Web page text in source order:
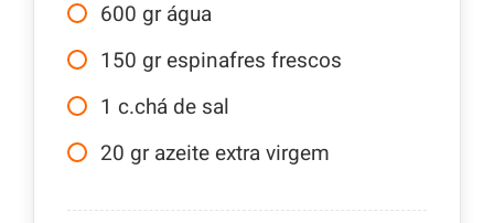
600 gr água
150 grespinafres frescos
1 c.chá de sal
20 gr azeite extra virgem